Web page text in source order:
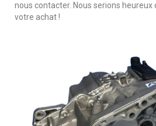
nous contacter. Nous serions heureux
votre achat !